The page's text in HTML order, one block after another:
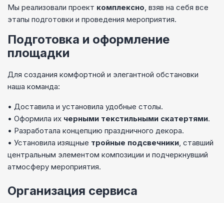
Мы реализовали проект комплексно, взяв на себя все
этапы подготовки и проведения мероприятия.
Подготовка и оформление
площадки
Для создания комфортной и элегантной обстановки
наша команда:
• Доставила и установила удобные столы.
• Оформила их черными текстильными скатертями.
• Разработала концепцию праздничного декора.
• Установила изящные тройные подсвечники, ставший
центральным элементом композиции и подчеркнувший
атмосферу мероприятия.
Организация сервиса